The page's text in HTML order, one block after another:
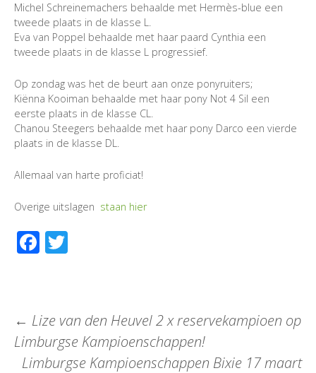
Michel Schreinemachers behaalde met Hermès-blue een
tweede plaats in de klasse L.
Eva van Poppel behaalde met haar paard Cynthia een
tweede plaats in de klasse L progressief.
Op zondag was het de beurt aan onze ponyruiters;
Kiënna Kooiman behaalde met haar pony Not 4 Sil een
eerste plaats in de klasse CL.
Chanou Steegers behaalde met haar pony Darco een vierde
plaats in de klasse DL.
Allemaal van harte proficiat!
Overige uitslagen staan hier
Facebook
← Lize van den Heuvel 2 x reservekampioen op
Limburgse Kampioenschappen!
Limburgse Kampioenschappen Bixie 17 maart